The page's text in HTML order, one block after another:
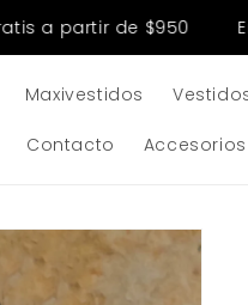
a partir de $950
Maxivestidos
Contacto Accesorios